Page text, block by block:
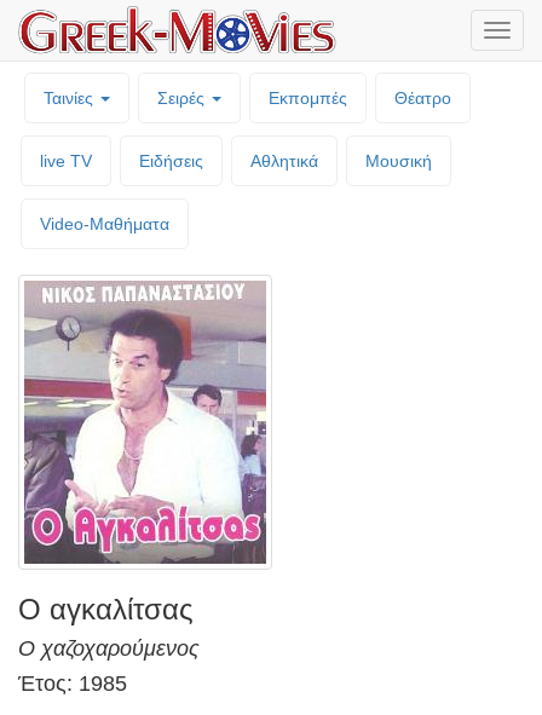
Ταινίες Σειρές Εκπομπές Θέατρο
live TV Ειδήσεις Αθλητικά Μουσική
Video-Mαθήματα
Ο αγκαλίτσας
Ο χαζοχαρούμενος
Έτος: 1985